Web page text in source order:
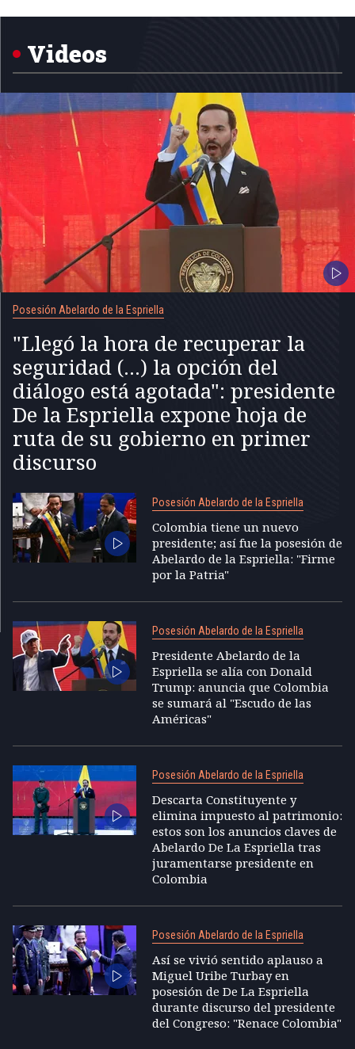
1
Videos
Posesión Abelardo de la Espriella
"Llegó la hora de recuperar la
seguridad (...) la opción del
diálogo está agotada": presidente
De la Espriella expone hoja de
ruta de su gobierno en primer
discurso
Posesión Abelardo de la Espriella
Colombia tiene un nuevo
presidente; así fue la posesión de
Abelardo de la Espriella: "Firme
por la Patria"
Posesión Abelardo de la Espriella
Presidente Abelardo de la
Espriella se alía con Donald
Trump: anuncia que Colombia
se sumará al "Escudo de las
Américas"
Posesión Abelardo de la Espriella
Descarta Constituyente y
elimina impuesto al patrimonio:
estos son los anuncios claves de
Abelardo De La Espriella tras
juramentarse presidente en
Colombia
Posesión Abelardo de la Espriella
Así se vivió sentido aplauso a
Miguel Uribe Turbay en
posesión de De La Espriella
durante discurso del presidente
del Congreso: "Renace Colombia"